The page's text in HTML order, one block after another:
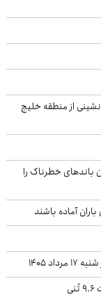
از منطقه خلیج
باندهای خطرناک را
۱۴۰۵